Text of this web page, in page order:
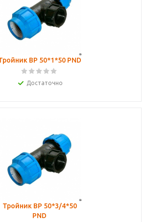
ВР 50*1*50 PND
Достаточно
Тройник ВР 50*3/4*50
PND